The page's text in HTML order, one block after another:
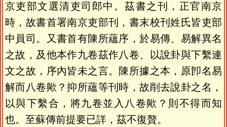
京吏部文選清吏司郎中。茲書之刊，正官南京
時，故書首署南京吏部刊，書末校刊姓氏皆吏部
中員司。又書首有陳所蘊序，於易傳、易解異名
之故，及他本作九卷茲作八卷、以說卦與下繫連
文之故，序內皆未之言。陳所據之本，原卽名易
解而八卷歟？抑所蘊等刊時，故削去說卦之名，
以與下繫合，將九卷並入八卷歟？則不得而知
也。至蘇傳前提要已詳，茲不復贅。